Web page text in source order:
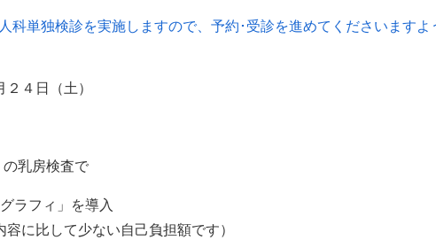
科単独検診を実施しますので、予約･受診を進めてくださいますよ
４日（土）
乳房検査で
ラフィ」を導入
に比して少ない自己負担額です）